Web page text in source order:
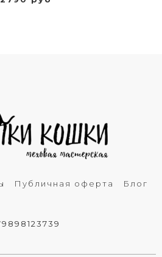
Публичная оферта Блог